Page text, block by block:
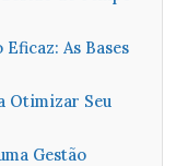
As Bases
Otimizar Seu
Gestão